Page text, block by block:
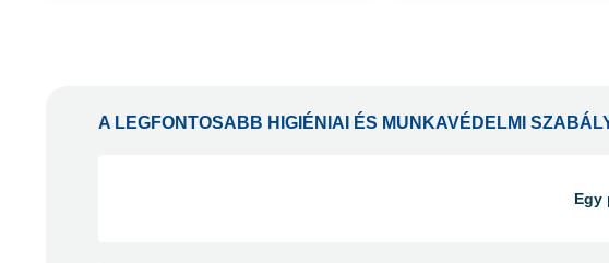
A LEGFONTOSABB HIGIÉNIAI ÉS MUNKAVÉDELMI
Egy